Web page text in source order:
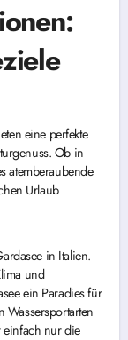
eine perfekte
Ob in
atemberaubende
Urlaub
in Italien.
und
ein Paradies für
einfach nur die